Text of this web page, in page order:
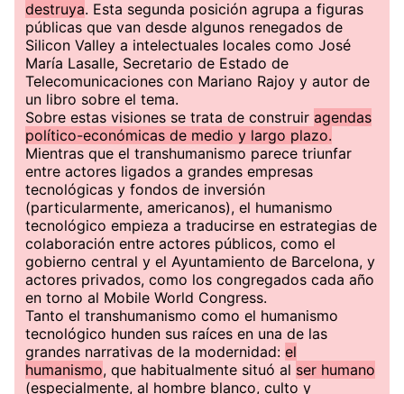
destruya. Esta segunda posición agrupa a figuras
públicas que van desde algunos renegados de
Silicon Valley a intelectuales locales como José
María Lasalle, Secretario de Estado de
Telecomunicaciones con Mariano Rajoy y autor de
un libro sobre el tema.
Sobre estas visiones se trata de construir agendas
político-económicas de medio y largo plazo.
Mientras que el transhumanismo parece triunfar
entre actores ligados a grandes empresas
tecnológicas y fondos de inversión
(particularmente, americanos), el humanismo
tecnológico empieza a traducirse en estrategias de
colaboración entre actores públicos, como el
gobierno central y el Ayuntamiento de Barcelona, y
actores privados, como los congregados cada año
en torno al Mobile World Congress.
Tanto el transhumanismo como el humanismo
tecnológico hunden sus raíces en una de las
grandes narrativas de la modernidad: el
humanismo, que habitualmente situó al ser humano
(especialmente, al hombre blanco, culto y